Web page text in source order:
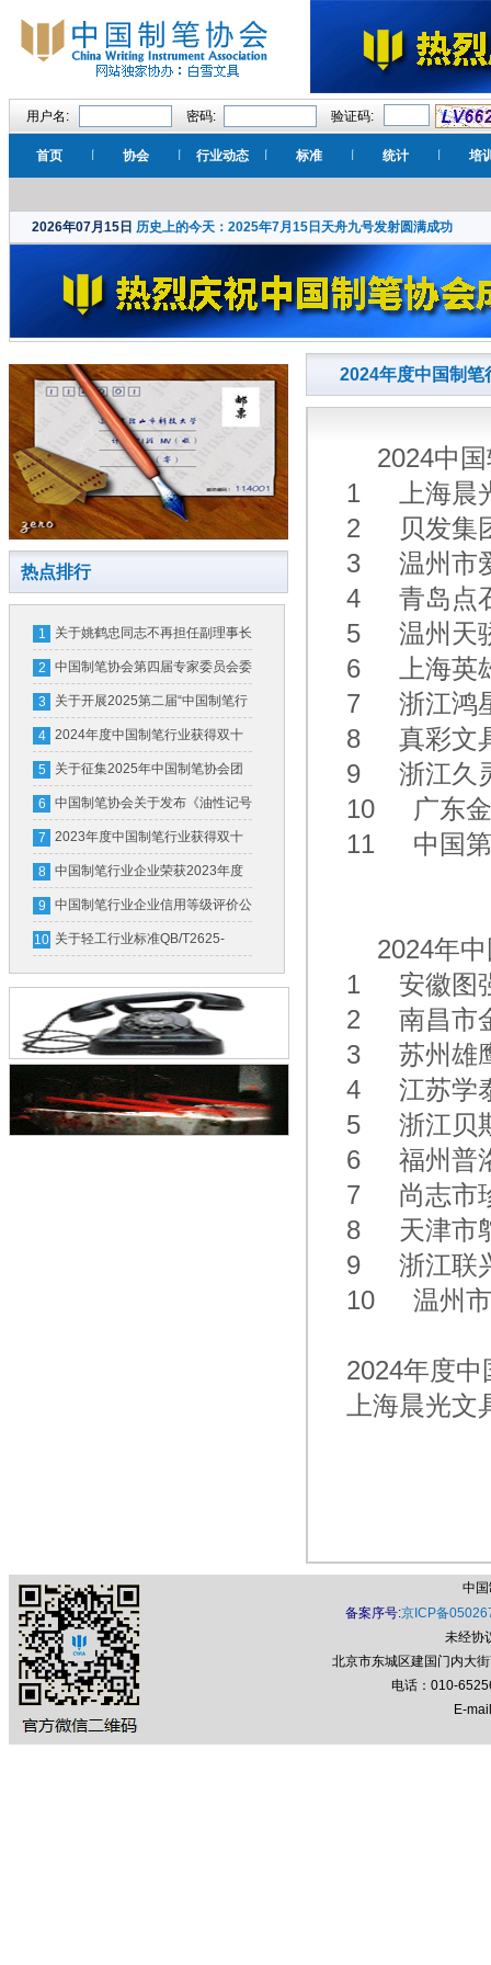
用户名: 密码: 验证码:
首页 协会 行业动态 标准 统计 培
2026年07月15日 历史上的今天：2025年7月15日天舟九号发射圆满成功
热点排行
1 关于姚鹤忠同志不再担任副理事长
的公告
2 中国制笔协会第四届专家委员会委
员名单公示公告
3 关于开展2025第二届“中国制笔行
业培育品牌甄选发布”活动的通知
4 2024年度中国制笔行业获得双十
强企业及轻工百强企业名单
5 关于征集2025年中国制笔协会团
体标准计划项目的通知
6 中国制笔协会关于发布《油性记号
笔中墨水的有害物质限量》团体标
准第1号修改单的公告
7 2023年度中国制笔行业获得双十
强企业（骨干企业）名单
8 中国制笔行业企业荣获2023年度
中国轻工业联合会科学技术进步奖
9 中国制笔行业企业信用等级评价公
告
10 关于轻工行业标准QB/T2625-
2011《中性墨水圆珠笔和笔芯》
废止的通告
2024年度中国制笔
2024中国
1 上海晨
2 贝发集
3 温州市
4 青岛点
5 温州天
6 上海英
7 浙江鸿
8 真彩文
9 浙江久
10 广东金
11 中国第
2024年中
1 安徽图
2 南昌市
3 苏州雄
4 江苏学
5 浙江贝
6 福州普
7 尚志市
8 天津市
9 浙江联
10 温州市
2024年度
上海晨光
中
备案序号:京ICP备
未经协
北京市东城区建国门内大
电话：010-
E-